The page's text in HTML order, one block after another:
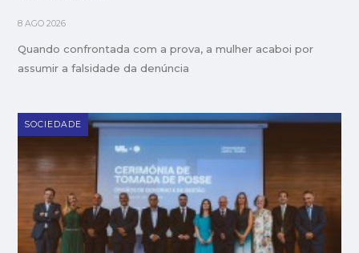
8 AGO 2026
Quando confrontada com a prova, a mulher acaboi por
assumir a falsidade da denúncia
SOCIEDADE